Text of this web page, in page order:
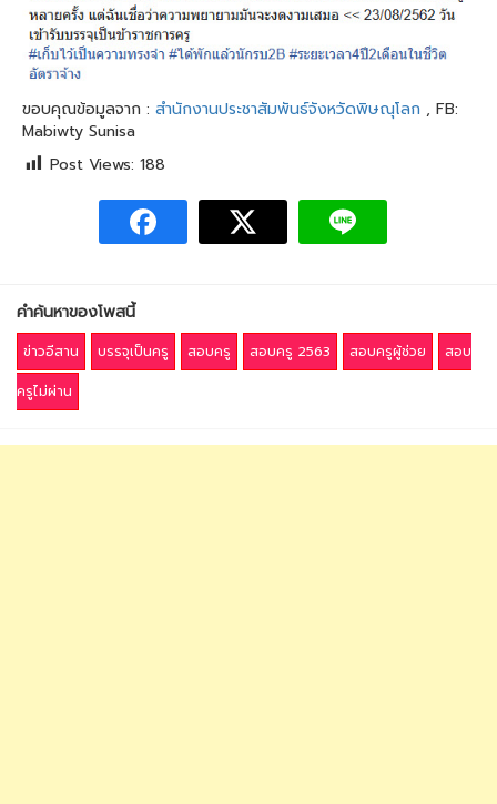
ขอบคุณข้อมูลจาก : สำนักงานประชาสัมพันธ์จังหวัดพิษณุโลก , FB:
Mabiwty Sunisa
Post Views: 188
คำค้นหาของโพสนี้
ข่าวอีสาน บรรจุเป็นครู สอบครู สอบครู 2563 สอบครูผู้ช่วย
สอบ
ครูไม่ผ่าน